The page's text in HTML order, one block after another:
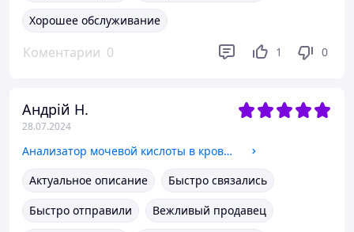
Хорошее обслуживание
Коментарии 0 1 0
Андрій Н.
28.07.2024
Анализатор мочевой кислоты в крови SpeedGUC
Актуальное описание
Быстро связались
Быстро отправили
Вежливый продавец